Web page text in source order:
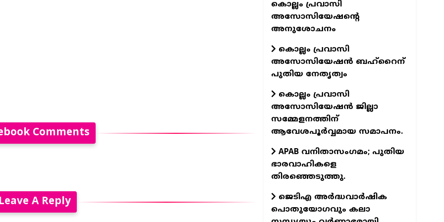
Comments
A Reply
കൊല്ലം പ്രവാസി
അസോസിയേഷന്റെ
അനുശോചനം
കൊല്ലം പ്രവാസി
അസോസിയേഷന്‍ ബഹ്‌റൈന്
പുതിയ നേതൃത്വം
കൊല്ലം പ്രവാസി
അസോസിയേഷന്‍ ജില്ലാ
സമ്മേളനത്തിന്
ആവേശപൂര്‍വ്വമായ സമാപനം.
APAB വനിതാസംഗമം; പുതിയ
ഭാരവാഹികളെ
തിരഞ്ഞെടുത്തു.
ജെടിഎ അര്‍ദ്ധവാര്‍ഷിക
പൊതുയോഗവും കലാ